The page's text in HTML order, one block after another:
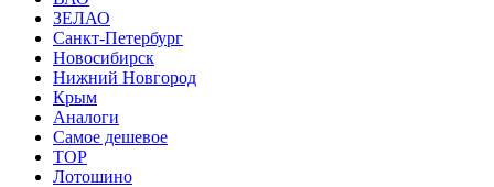
ЗЕЛАО
Санкт-Петербург
Новосибирск
Нижний Новгород
Крым
Аналоги
Самое дешевое
TOP
Лотошино